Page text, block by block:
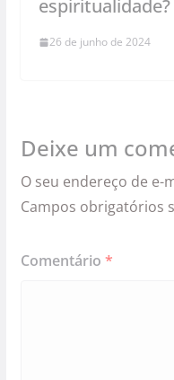
espiritualidade?
26 de junho de 2024
Deixe um
O seu endereço de e-
Campos obrigatórios
Comentário *